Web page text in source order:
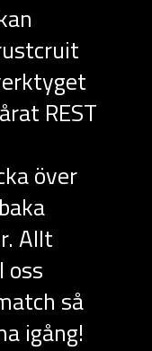
REST
över
Allt
oss
så
igång!